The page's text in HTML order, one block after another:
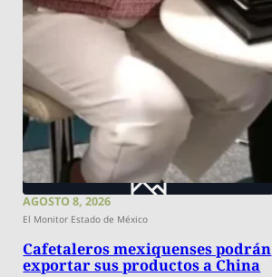
AGOSTO 8, 2026
El Monitor Estado de México
Cafetaleros mexiquenses podrán
exportar sus productos a China